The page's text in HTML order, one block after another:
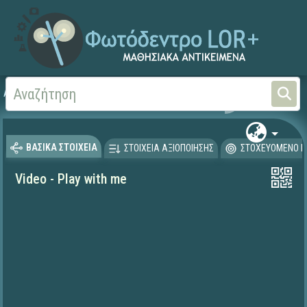
Αρχική Ξένες Γλώσσες -
ΒΑΣΙΚΑ ΣΤΟΙΧΕΙΑ ΣΤΟΙΧΕΙΑ ΑΞΙΟΠΟΙΗΣΗΣ ΣΤΟΧΕΥΟΜΕΝΟ
Video - Play with me